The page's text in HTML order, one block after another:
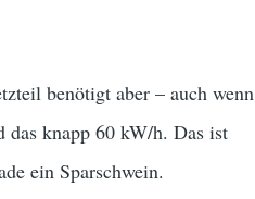
benötigt aber – auch wenn
das knapp 60 kW/h. Das ist
ein Sparschwein.